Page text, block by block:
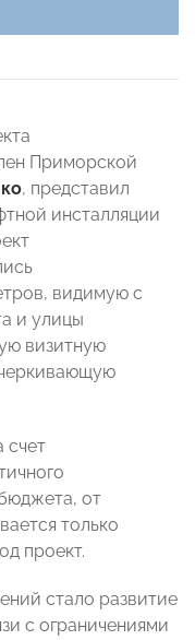
Приморской
, представил
инсталляции
видимую с
и улицы
визитную
счет
от
только
проект.
стало развитие
с ограничениями